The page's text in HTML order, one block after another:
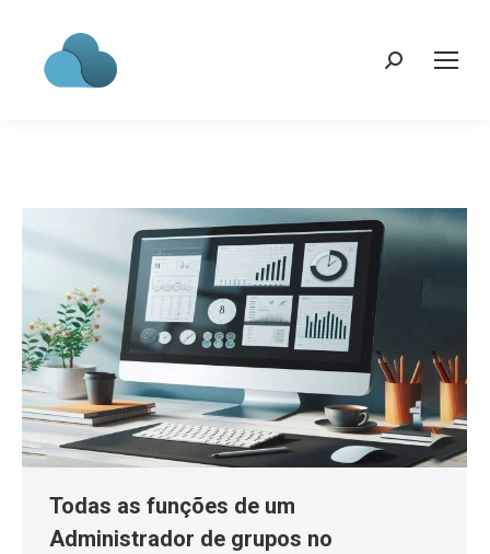
Search:
Todas as funções de um
Administrador de grupos no